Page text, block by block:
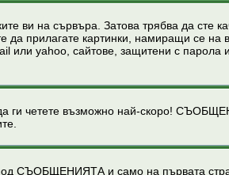
ви на сървъра. Затова трябва да сте
прилагате картинки, намиращи се
yahoo, сайтове, защитени с парола
възможно най-скоро!
СЪОБЩЕНИЯТА и само на първата